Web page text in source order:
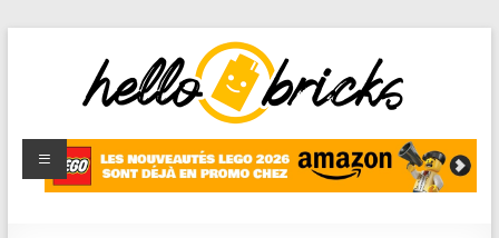
HelloBricks
Blog LEGO,
nouveaut�s